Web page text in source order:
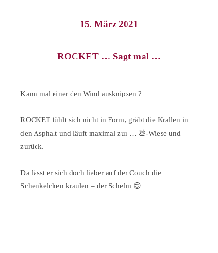
15. März 2021
ROCKET … Sagt mal …
Kann mal einer den Wind ausknipsen ?⠀
ROCKET fühlt sich nicht in Form, gräbt die Krallen in
den Asphalt und läuft maximal zur … 💩-Wiese und
zurück.⠀
Da lässt er sich doch lieber auf der Couch die
Schenkelchen kraulen – der Schelm 😊⠀